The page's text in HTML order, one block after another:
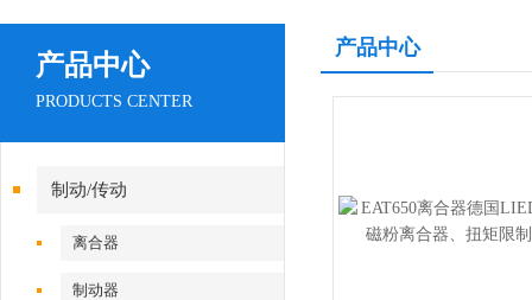
产品中心
PRODUCTS CENTER
制动/传动
离合器
制动器
产品中心